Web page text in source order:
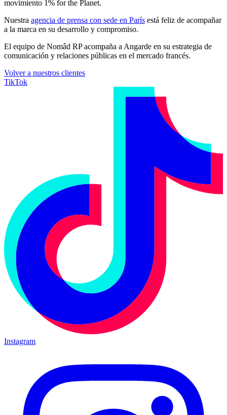
movimiento 1% for the Planet.
Nuestra agencia de prensa con sede en París está feliz de acompañar
a la marca en su desarrollo y compromiso.
El equipo de Nomâd RP acompaña a Angarde en su estrategia de
comunicación y relaciones públicas en el mercado francés.
Volver a nuestros clientes
TikTok
Instagram